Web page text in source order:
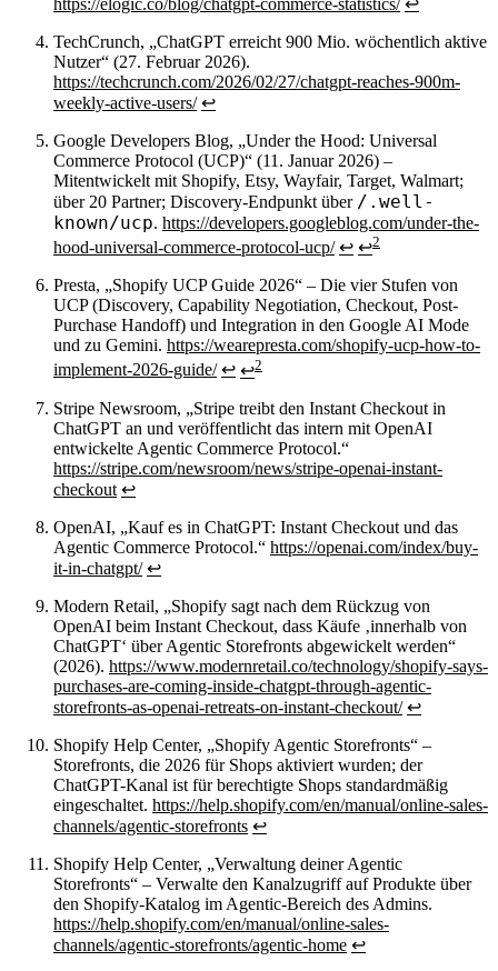
https://elogic.co/blog/chatgpt-commerce-statistics/ ↩
TechCrunch, „ChatGPT erreicht 900 Mio. wöchentlich aktive
Nutzer“ (27. Februar 2026).
https://techcrunch.com/2026/02/27/chatgpt-reaches-900m-
weekly-active-users/ ↩
Google Developers Blog, „Under the Hood: Universal
Commerce Protocol (UCP)“ (11. Januar 2026) –
Mitentwickelt mit Shopify, Etsy, Wayfair, Target, Walmart;
über 20 Partner; Discovery-Endpunkt über /.well-
known/ucp. https://developers.googleblog.com/under-the-
hood-universal-commerce-protocol-ucp/ ↩ ↩2
Presta, „Shopify UCP Guide 2026“ – Die vier Stufen von
UCP (Discovery, Capability Negotiation, Checkout, Post-
Purchase Handoff) und Integration in den Google AI Mode
und zu Gemini. https://wearepresta.com/shopify-ucp-how-to-
implement-2026-guide/ ↩ ↩2
Stripe Newsroom, „Stripe treibt den Instant Checkout in
ChatGPT an und veröffentlicht das intern mit OpenAI
entwickelte Agentic Commerce Protocol.“
https://stripe.com/newsroom/news/stripe-openai-instant-
checkout ↩
OpenAI, „Kauf es in ChatGPT: Instant Checkout und das
Agentic Commerce Protocol.“ https://openai.com/index/buy-
it-in-chatgpt/ ↩
Modern Retail, „Shopify sagt nach dem Rückzug von
OpenAI beim Instant Checkout, dass Käufe ‚innerhalb von
ChatGPT‘ über Agentic Storefronts abgewickelt werden“
(2026). https://www.modernretail.co/technology/shopify-says-
purchases-are-coming-inside-chatgpt-through-agentic-
storefronts-as-openai-retreats-on-instant-checkout/ ↩
Shopify Help Center, „Shopify Agentic Storefronts“ –
Storefronts, die 2026 für Shops aktiviert wurden; der
ChatGPT-Kanal ist für berechtigte Shops standardmäßig
eingeschaltet. https://help.shopify.com/en/manual/online-sales-
channels/agentic-storefronts ↩
Shopify Help Center, „Verwaltung deiner Agentic
Storefronts“ – Verwalte den Kanalzugriff auf Produkte über
den Shopify-Katalog im Agentic-Bereich des Admins.
https://help.shopify.com/en/manual/online-sales-
channels/agentic-storefronts/agentic-home ↩